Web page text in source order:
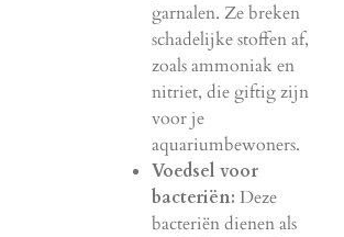
garnalen. Ze breken
schadelijke stoffen af,
zoals ammoniak en
nitriet, die giftig zijn
voor je
aquariumbewoners.
Voedsel voor
bacteriën: Deze
bacteriën dienen als